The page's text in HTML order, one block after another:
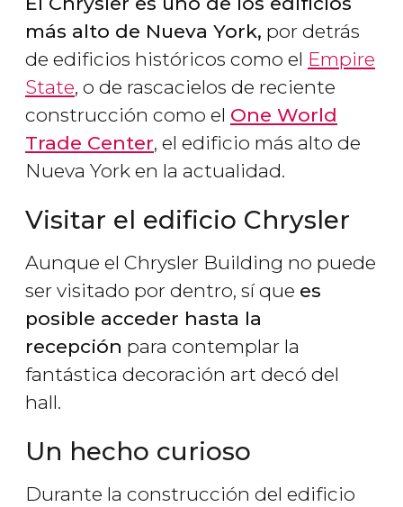
más alto de Nueva York, por detrás
de edificios históricos como el Empire
State, o de rascacielos de reciente
construcción como el One World
Trade Center, el edificio más alto de
Nueva York en la actualidad.
Visitar el edificio Chrysler
Aunque el Chrysler Building no puede
ser visitado por dentro, sí que es
posible acceder hasta la
recepción para contemplar la
fantástica decoración art decó del
hall.
Un hecho curioso
Durante la construcción del edificio